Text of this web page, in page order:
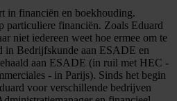
in financiën en boekhouding.
particuliere financiën. Zoals Eduard
niet iedereen weet hoe ermee om te
in Bedrijfskunde aan ESADE en
aan ESADE (in ruil met HEC -
- in Parijs). Sinds het begin
voor verschillende bedrijven